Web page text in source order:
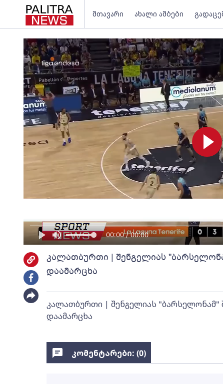
მთავარი ახალი ამბები
00:00 / 00:00
კალათბურთი | შენგელიას
დაამარცხა
კალათბურთი | შენგელიას "ბარსელონამ"
დაამარცხა
კომენტარები: (0)